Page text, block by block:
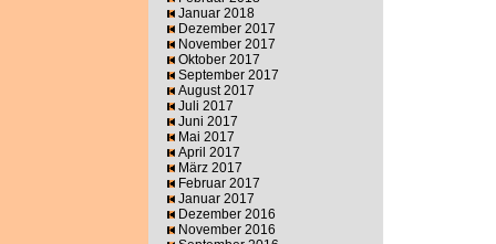
Januar 2018
Dezember 2017
November 2017
Oktober 2017
September 2017
August 2017
Juli 2017
Juni 2017
Mai 2017
April 2017
März 2017
Februar 2017
Januar 2017
Dezember 2016
November 2016